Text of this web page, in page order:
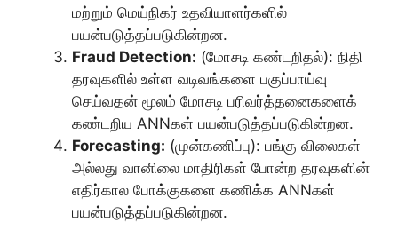
மற்றும் மெய்நிகர் உதவியாளர்களில்
பயன்படுத்தப்படுகின்றன.
Fraud Detection: (மோசடி கண்டறிதல்): நிதி
தரவுகளில் உள்ள வடிவங்களை பகுப்பாய்வு
செய்வதன் மூலம் மோசடி பரிவர்த்தனைகளைக்
கண்டறிய ANNகள் பயன்படுத்தப்படுகின்றன.
Forecasting: (முன்கணிப்பு): பங்கு விலைகள்
அல்லது வானிலை மாதிரிகள் போன்ற தரவுகளின்
எதிர்கால போக்குகளை கணிக்க ANNகள்
பயன்படுத்தப்படுகின்றன.